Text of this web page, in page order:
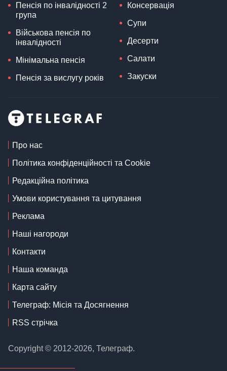
Пенсія по інвалідності 2
група
Військова пенсія по
інвалідності
Мінімальна пенсія
Пенсія за вислугу років
Консервація
Супи
Десерти
Салати
Закуски
Про нас
Політика конфіденційності та Cookie
Редакційна політика
Умови користування та цитування
Реклама
Наші нагороди
Контакти
Наша команда
Карта сайту
Телеграф: Місія та Досягнення
RSS стрічка
Copyright © 2012-2026, Телеграф.